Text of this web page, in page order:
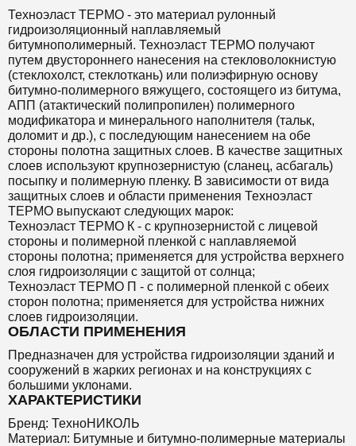
Техноэласт ТЕРМО - это материал рулонный
гидроизоляционный наплавляемый
битумнополимерный. Техноэласт ТЕРМО получают
путем двустороннего нанесения на стекловолокнистую
(стеклохолст, стеклоткань) или полиэфирную основу
битумно-полимерного вяжущего, состоящего из битума,
АПП (атактический полипропилен) полимерного
модификатора и минерального наполнителя (тальк,
доломит и др.), с последующим нанесением на обе
стороны полотна защитных слоев. В качестве защитных
слоев используют крупнозернистую (сланец, асбагаль)
посыпку и полимерную пленку. В зависимости от вида
защитных слоев и области применения Техноэласт
ТЕРМО выпускают следующих марок:
Техноэласт ТЕРМО К - с крупнозернистой с лицевой
стороны и полимерной пленкой с наплавляемой
стороны полотна; применяется для устройства верхнего
слоя гидроизоляции с защитой от солнца;
Техноэласт ТЕРМО П - с полимерной пленкой с обеих
сторон полотна; применяется для устройства нижних
слоев гидроизоляции.
ОБЛАСТИ ПРИМЕНЕНИЯ
Предназначен для устройства гидроизоляции зданий и
сооружений в жарких регионах и на конструкциях с
большими уклонами.
ХАРАКТЕРИСТИКИ
Бренд: ТехноНИКОЛЬ
Материал: Битумные и битумно-полимерные материалы